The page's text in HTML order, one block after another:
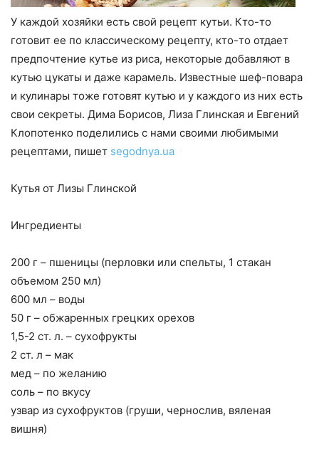
У каждой хозяйки есть свой рецепт кутьи. Кто-то
готовит ее по классическому рецепту, кто-то отдает
предпочтение кутье из риса, некоторые добавляют в
кутью цукаты и даже карамель. Известные шеф-повара
и кулинары тоже готовят кутью и у каждого из них есть
свои секреты. Дима Борисов, Лиза Глинская и Евгений
Клопотенко поделились с нами своими любимыми
рецептами, пишет segodnya.ua
Кутья от Лизы Глинской
Ингредиенты
200 г – пшеницы (перловки или спельты, 1 стакан
объемом 250 мл)
600 мл – воды
50 г – обжаренных грецких орехов
1,5-2 ст. л. – сухофрукты
2 ст. л – мак
мед – по желанию
соль – по вкусу
узвар из сухофруктов (груши, чернослив, вяленая
вишня)